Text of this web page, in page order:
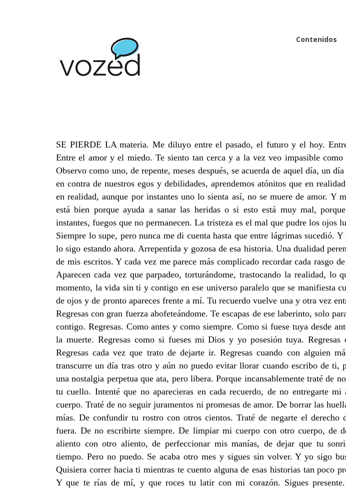
Contenidos
EL ALMA QUE HABITAMOS
1 FEBRERO, 2018 ARTÍCULO
SE PIERDE LA materia. Me diluyo entre el pasado, el futuro y el hoy.
Entre el amor y el miedo. Te siento tan cerca y a la vez veo impasible como
Observo como uno, de repente, meses después, se acuerda de aquel día, un
en contra de nuestros egos y debilidades, aprendemos atónitos que en
en realidad, aunque por instantes uno lo sienta así, no se muere de amor. Y
está bien porque ayuda a sanar las heridas o si esto está muy mal,
instantes, fuegos que no permanecen. La tristeza es el mal que pudre los ojos
Siempre lo supe, pero nunca me di cuenta hasta que entre lágrimas sucedió.
lo sigo estando ahora. Arrepentida y gozosa de esa historia. Una dualidad
de mis escritos. Y cada vez me parece más complicado recordar cada rasgo
Aparecen cada vez que parpadeo, torturándome, trastocando la realidad, lo
momento, la vida sin ti y contigo en ese universo paralelo que se manifiesta
de ojos y de pronto apareces frente a mí. Tu recuerdo vuelve una y otra vez
Regresas con gran fuerza abofeteándome. Te escapas de ese laberinto, solo
contigo. Regresas. Como antes y como siempre. Como si fuese tuya desde
la muerte. Regresas como si fueses mi Dios y yo posesión tuya. Regresas
Regresas cada vez que trato de dejarte ir. Regresas cuando con alguien
transcurre un día tras otro y aún no puedo evitar llorar cuando escribo de ti,
una nostalgia perpetua que ata, pero libera. Porque incansablemente traté de
tu cuello. Intenté que no aparecieras en cada recuerdo, de no entregarte
cuerpo. Traté de no seguir juramentos ni promesas de amor. De borrar las
mías. De confundir tu rostro con otros cientos. Traté de negarte el derecho
fuera. De no escribirte siempre. De limpiar mi cuerpo con otro cuerpo, de
aliento con otro aliento, de perfeccionar mis manías, de dejar que tu
tiempo. Pero no puedo. Se acaba otro mes y sigues sin volver. Y yo sigo
Quisiera correr hacia ti mientras te cuento alguna de esas historias tan poco
Y que te rías de mí, y que roces tu latir con mi corazón. Sigues